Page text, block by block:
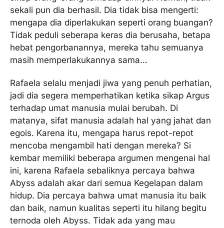
sekali pun dia berhasil. Dia tidak bisa mengerti:
mengapa dia diperlakukan seperti orang buangan?
Tidak peduli seberapa keras dia berusaha, betapa
hebat pengorbanannya, mereka tahu semuanya
masih memperlakukannya sama…
Rafaela selalu menjadi jiwa yang penuh perhatian,
jadi dia segera memperhatikan ketika sikap Argus
terhadap umat manusia mulai berubah. Di
matanya, sifat manusia adalah hal yang jahat dan
egois. Karena itu, mengapa harus repot-repot
mencoba mengambil hati dengan mereka? Si
kembar memiliki beberapa argumen mengenai hal
ini, karena Rafaela sebaliknya percaya bahwa
Abyss adalah akar dari semua Kegelapan dalam
hidup. Dia percaya bahwa umat manusia itu baik
dan baik, namun kualitas seperti itu hilang begitu
ternoda oleh Abyss. Tidak ada yang mau